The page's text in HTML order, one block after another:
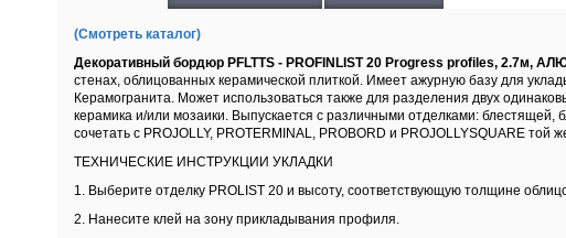
(Смотреть каталог)
Декоративный бордюр PFLTTS - PROFINLIST 20 Progress profiles,
стенах, облицованных керамической плиткой. Имеет ажурную базу для
Керамогранита. Может использоваться также для разделения двух
керамика и/или мозаики. Выпускается с различными отделками:
сочетать с PROJOLLY, PROTERMINAL, PROBORD и PROJOLLYSQUARE
ТЕХНИЧЕСКИЕ ИНСТРУКЦИИ УКЛАДКИ
1. Выберите отделку PROLIST 20 и высоту, соответствующую толщине
2. Нанесите клей на зону прикладывания профиля.